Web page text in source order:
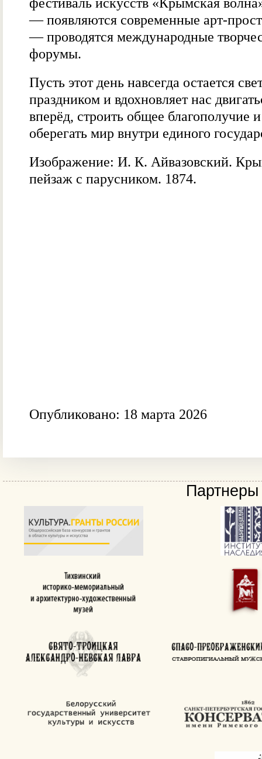
— появляются современные арт-
— проводятся международные
форумы.
Пусть этот день навсегда остается
праздником и вдохновляет нас
вперёд, строить общее благополучие и
оберегать мир внутри единого
Изображение: И. К. Айвазовский.
пейзаж с парусником. 1874.
Опубликовано: 18 марта 2026
Партнеры